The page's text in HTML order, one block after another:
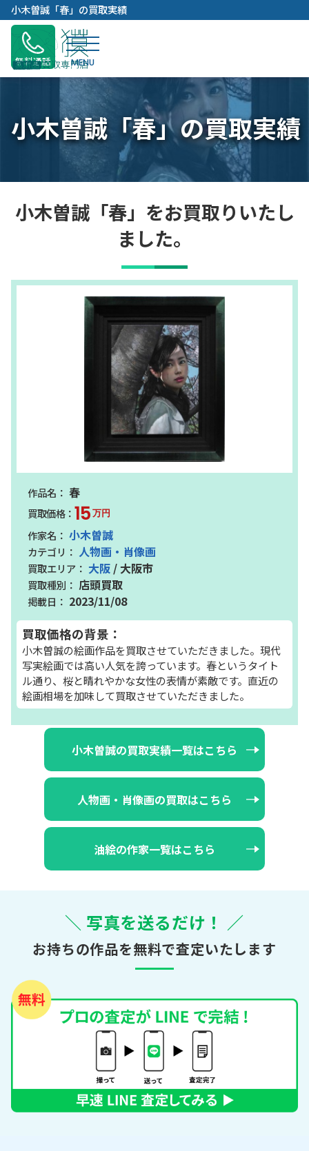
容
キ
プ
小木曽誠「春」の買取実績
無料通話
小木曽誠「春」の買取実績
小木曽誠「春」をお買取りいたし
ました。
春
15万円
小木曽誠
人物画・肖像画
大阪 / 大阪市
店頭買取
2023/11/08
買取価格の背景：
小木曽誠の絵画作品を買取させていただきました。現代
写実絵画では高い人気を誇っています。春というタイト
ル通り、桜と晴れやかな女性の表情が素敵です。直近の
絵画相場を加味して買取させていただきました。
小木曽誠の買取実績一覧はこちら
人物画・肖像画の買取はこちら
油絵の作家一覧はこちら
＼ 写真を送るだけ！ ／
お持ちの作品を無料で査定いたします